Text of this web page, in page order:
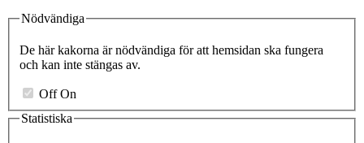
Nödvändiga
De här kakorna är nödvändiga för att hemsidan ska fungera
och kan inte stängas av.
Off On
Statistiska